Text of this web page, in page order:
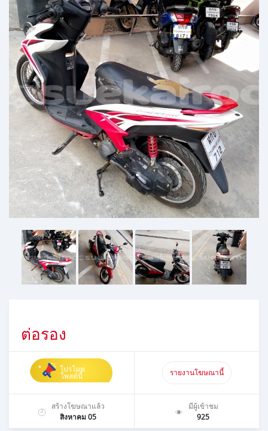
ต่อรอง
โปรโมท
โพสต์นี้ รายงานโฆษณานี้
สร้างโฆษณาแล้ว
สิงหาคม 05
มีผู้เข้าชม
925